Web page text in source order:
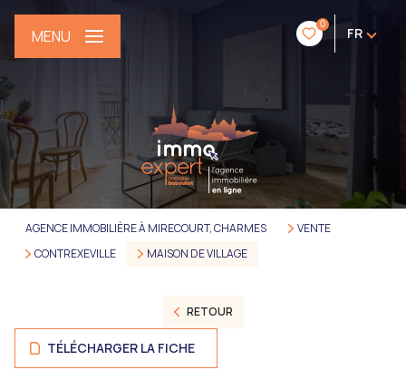
0
FR
MENU
AGENCE IMMOBILIÈRE À MIRECOURT, CHARMES
VENTE
CONTREXEVILLE
MAISON DE VILLAGE
RETOUR
TÉLÉCHARGER LA FICHE